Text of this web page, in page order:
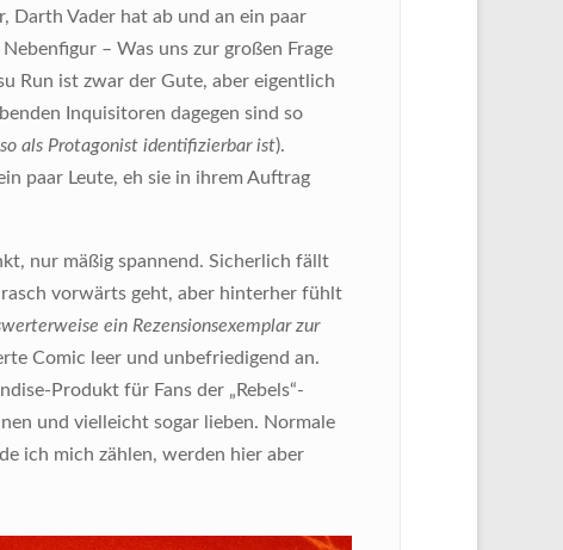
Darth Vader hat ab und an ein paar
– Was uns zur großen Frage
Run ist zwar der Gute, aber eigentlich
Inquisitoren dagegen sind so
als Protagonist identifizierbar ist).
paar Leute, eh sie in ihrem Auftrag
nur mäßig spannend. Sicherlich fällt
vorwärts geht, aber hinterher fühlt
ein Rezensionsexemplar zur
Comic leer und unbefriedigend an.
Produkt für Fans der „Rebels“-
und vielleicht sogar lieben. Normale
ich mich zählen, werden hier aber